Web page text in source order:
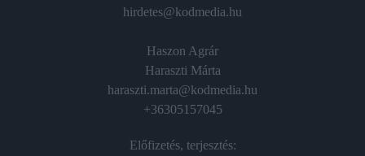
hirdetes@kodmedia.hu
Haszon Agrár
Haraszti Márta
haraszti.marta@kodmedia.hu
+36305157045
Előfizetés, terjesztés: